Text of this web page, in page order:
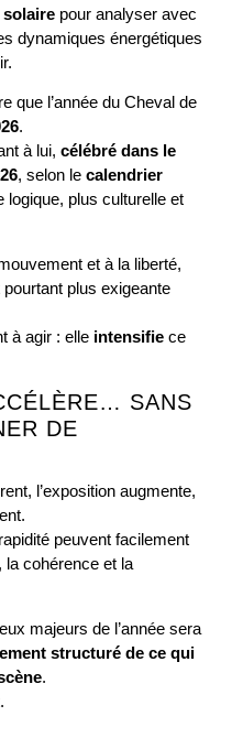
pour analyser avec
dynamiques énergétiques
que l’année du Cheval de
.
à lui, célébré dans le
, selon le calendrier
logique, plus culturelle et
et à la liberté,
pourtant plus exigeante
à agir : elle intensifie ce
SANS
DE
l’exposition augmente,
peuvent facilement
la cohérence et la
majeurs de l’année sera
structuré de ce qui
.